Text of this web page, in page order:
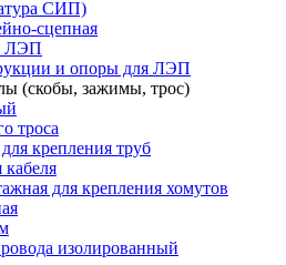
СИП)
сцепная
ЛЭП
и опоры для ЛЭП
(скобы, зажимы, трос)
троса
крепления труб
для крепления хомутов
изолированный